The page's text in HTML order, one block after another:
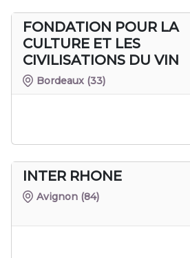
FONDATION POUR LA
CULTURE ET LES
CIVILISATIONS DU VIN
Bordeaux (33)
INTER RHONE
Avignon (84)